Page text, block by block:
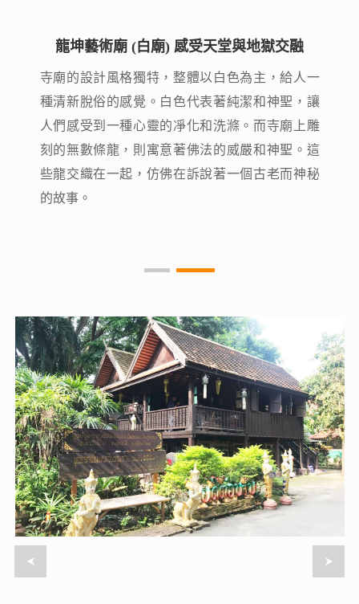
龍坤藝術廟 (白廟) 感受天堂與地獄交融
寺廟的設計風格獨特，整體以白色為主，給人一
種清新脫俗的感覺。白色代表著純潔和神聖，讓
人們感受到一種心靈的凈化和洗滌。而寺廟上雕
刻的無數條龍，則寓意著佛法的威嚴和神聖。這
些龍交織在一起，仿佛在訴說著一個古老而神秘
的故事。
龍坤藝術廟 (白廟) 感受天堂與地獄交融
寺廟的設計風格獨特，整體以白色為主，給人一
種清新脫俗的感覺。白色代表著純潔和神聖，讓
人們感受到一種心靈的凈化和洗滌。而寺廟上雕
刻的無數條龍，則寓意著佛法的威嚴和神聖。這
些龍交織在一起，仿佛在訴說著一個古老而神秘
的故事。